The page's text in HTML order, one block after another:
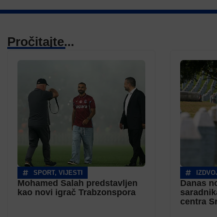
Pročitajte...
SPORT, VIJESTI
Mohamed Salah predstavljen
kao novi igrač Trabzonspora
Danas
centra